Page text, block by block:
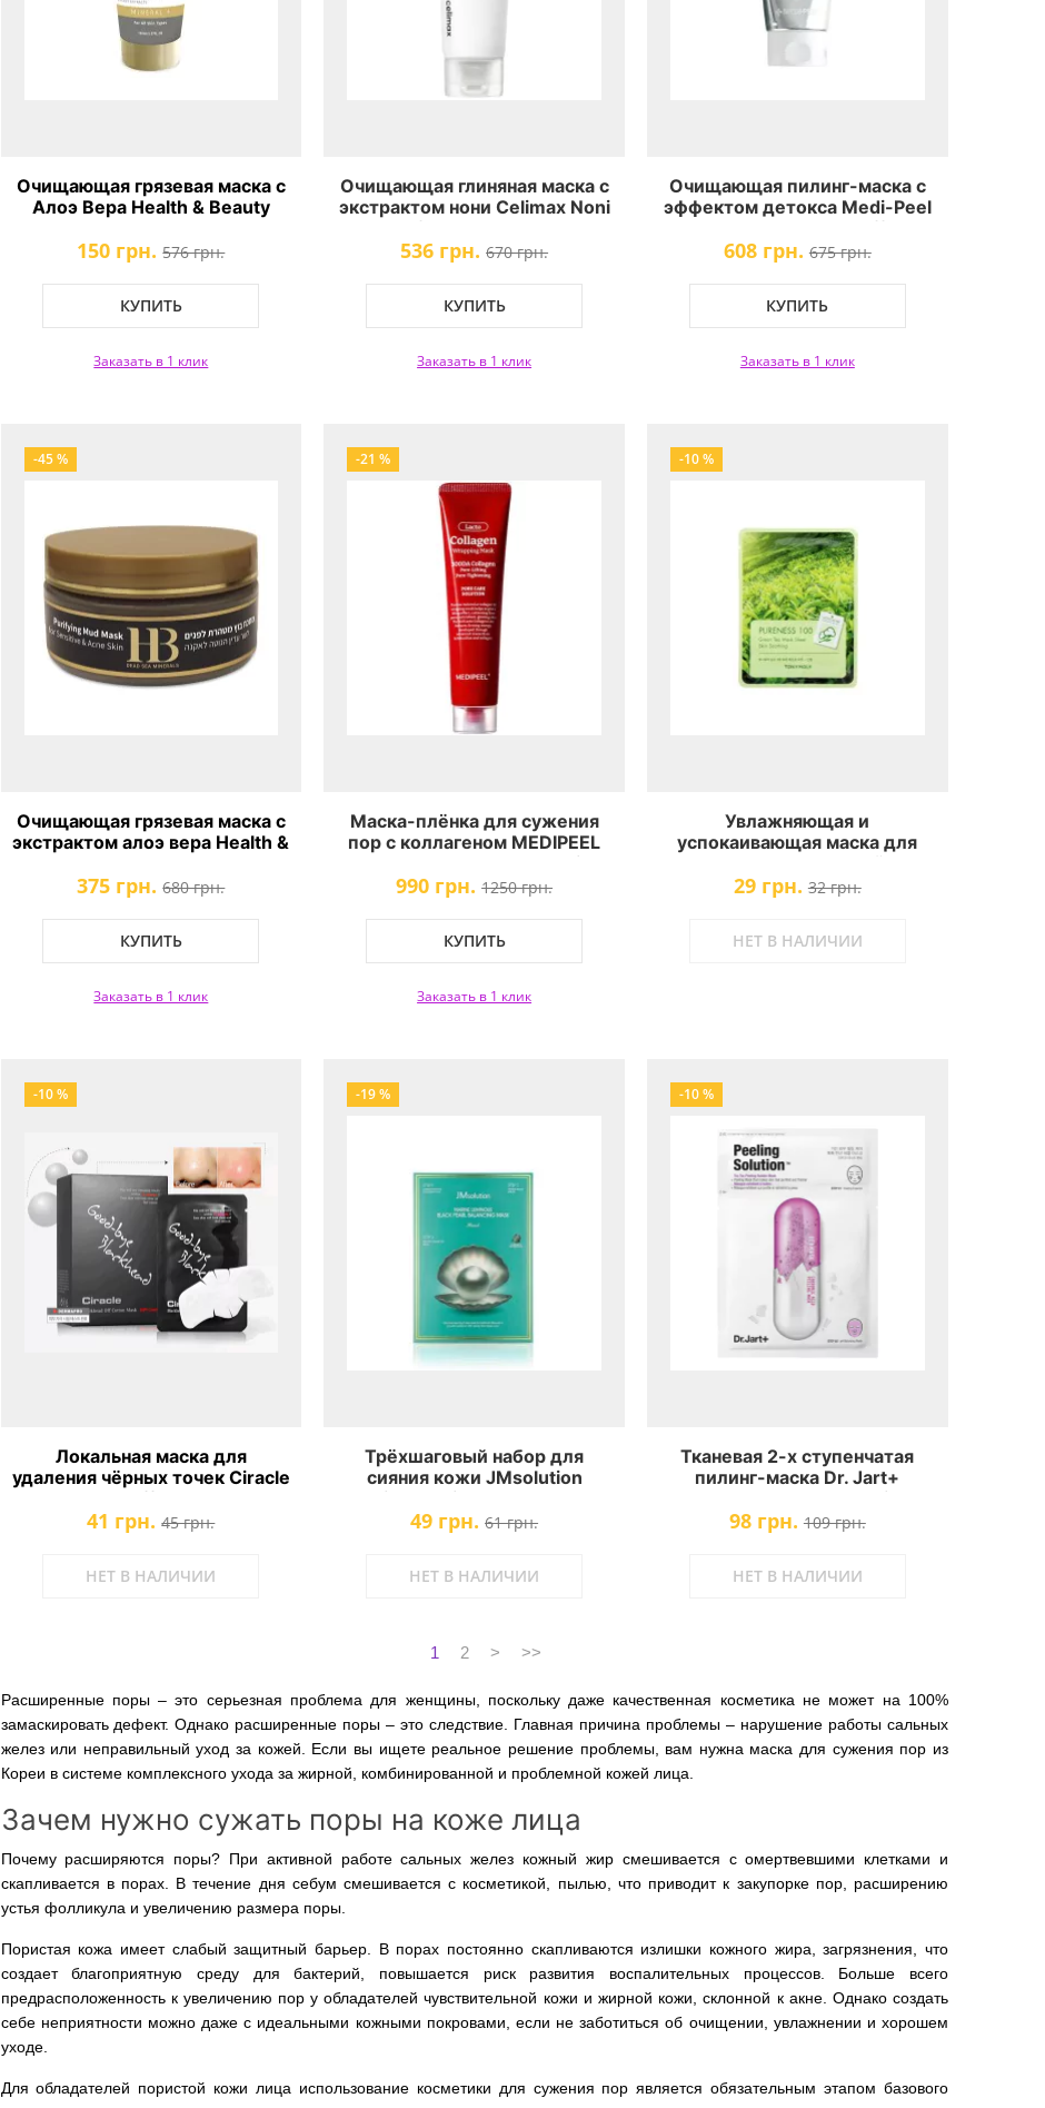
Очищающая грязевая маска с
Алоэ Вера Health & Beauty
150 грн. 576 грн.
КУПИТЬ
Заказать в 1 клик
Очищающая глиняная маска с
экстрактом нони Celimax Noni
Refresh Clay Mask
536 грн. 670 грн.
КУПИТЬ
Заказать в 1 клик
Очищающая пилинг-маска с
эффектом детокса Medi-Peel
Herbal Peel Tox Wash Off Type
Cream Mask
608 грн. 675 грн.
КУПИТЬ
Заказать в 1 клик
-45 %
Очищающая грязевая маска с
экстрактом алоэ вера Health &
375 грн. 680 грн.
КУПИТЬ
Заказать в 1 клик
-21 %
Маска-плёнка для сужения
пор с коллагеном MEDIPEEL
Red Lacto Collagen Wrapping
Mask
990 грн. 1250 грн.
КУПИТЬ
Заказать в 1 клик
-10 %
Увлажняющая и
успокаивающая маска для
лица с экстрактом зелёного
чая Tony Moly Pureness 100
Green Tea Mask Sheet
29 грн. 32 грн.
НЕТ В НАЛИЧИИ
-10 %
Локальная маска для
удаления чёрных точек Ciracle
Blackhead Off Cotton Mask
41 грн. 45 грн.
НЕТ В НАЛИЧИИ
-19 %
Трёхшаговый набор для
сияния кожи JMsolution
Marine Luminous Black Pearl
Balancing Mask
49 грн. 61 грн.
НЕТ В НАЛИЧИИ
-10 %
Тканевая 2-х ступенчатая
пилинг-маска Dr. Jart+
Dermask Ultra Jet Peeling
Solution
98 грн. 109 грн.
НЕТ В НАЛИЧИИ
1 2 > >>
Расширенные поры – это серьезная проблема для женщины, поскольку даже качественная косметика не может на 100%
замаскировать дефект. Однако расширенные поры – это следствие. Главная причина проблемы – нарушение работы сальных
желез или неправильный уход за кожей. Если вы ищете реальное решение проблемы, вам нужна маска для сужения пор из
Кореи в системе комплексного ухода за жирной, комбинированной и проблемной кожей лица.
Зачем нужно сужать поры на коже лица
Почему расширяются поры? При активной работе сальных желез кожный жир смешивается с омертвевшими клетками и
скапливается в порах. В течение дня себум смешивается с косметикой, пылью, что приводит к закупорке пор, расширению
устья фолликула и увеличению размера поры.
Пористая кожа имеет слабый защитный барьер. В порах постоянно скапливаются излишки кожного жира, загрязнения, что
создает благоприятную среду для бактерий, повышается риск развития воспалительных процессов. Больше всего
предрасположенность к увеличению пор у обладателей чувствительной кожи и жирной кожи, склонной к акне. Однако создать
себе неприятности можно даже с идеальными кожными покровами, если не заботиться об очищении, увлажнении и хорошем
уходе.
Для обладателей пористой кожи лица использование косметики для сужения пор является обязательным этапом базового